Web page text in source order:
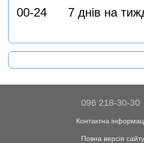
00-24 7 днів на
096 218-30-30
Контактна
Повна версія сайту